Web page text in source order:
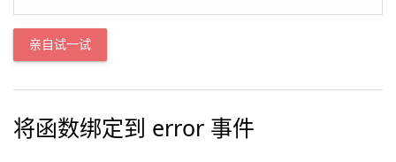
亲自试一试
将函数绑定到 error 事件